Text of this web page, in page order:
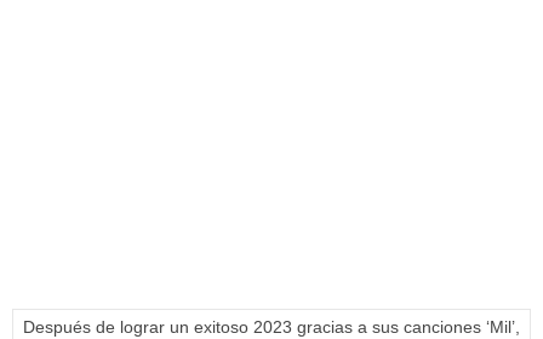
Después de lograr un exitoso 2023 gracias a sus canciones ‘Mil’,